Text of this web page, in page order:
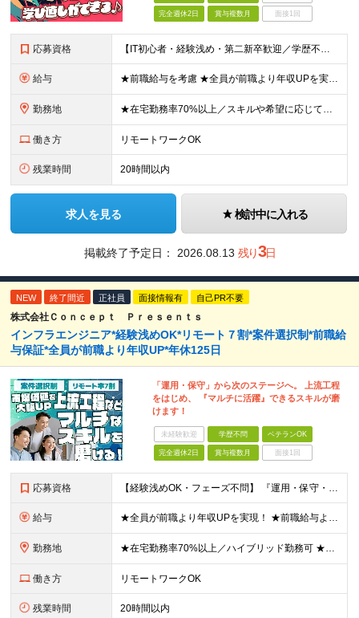
完全週休2日 賞与複数月 面接1回
応募資格 【IT初心者・経験浅め・第二新卒歓迎／学歴不問】 「IT業界に興味がある」「手に職をつけたい」という意欲を重視したポテンシャル採用です！ ★こんな方を歓迎します ・新しいことを学ぶのが好きな方 ・チ
給与 ★前職給与を考慮 ★全員が前職より年収UPを実現！ ★入社後3年程度で年収50万～100万円UP可 年俸288万円～800万円（1/12を毎月支給）＋インセンティブ＋各種手当 ※経験・スキルを考慮
勤務地 ★在宅勤務率70%以上／スキルや希望に応じてフルリモートも可 ★転勤なし 本社または一都三県のプロジェクト先（東陽町、浜松町などメインは東京23区内）にて勤務いただきます！ 【本社】 東京都荒川区
働き方 リモートワークOK
残業時間 20時間以内
求人を見る 検討中に入れる
掲載終了予定日： 2026.08.13 残り3日
NEW 終了間近 正社員 面接情報有 自己PR不要
株式会社Ｃｏｎｃｅｐｔ Ｐｒｅｓｅｎｔｓ
インフラエンジニア*経験浅めOK*リモート７割*案件選択制*前職給
与保証*全員が前職より年収UP*年休125日
「運用・保守」から次のステージへ。 上流工程
をはじめ、 『マルチに活躍』できるスキルが磨
けます！
未経験歓迎 学歴不問 ベテランOK
完全週休2日 賞与複数月 面接1回
応募資格 【経験浅めOK・フェーズ不問】 『運用・保守・監視の経験しかないが、設計構築へキャリアチェンジしたい！』 『将来が見えないので、マルチなスキルを身につけたい！』 などなど、今のフェーズに悩む『意欲が
給与 ★全員が前職より年収UPを実現！ ★前職給与より120％アップ実績あり ★前職給与を最大限に考慮 ★入社4年目で年収800万円の社員も在籍！ 年俸336万円～880万円（1/12を毎月支給）＋インセ
勤務地 ★在宅勤務率70%以上／ハイブリッド勤務可 ★転勤なし 本社または一都三県のプロジェクト先（東陽町、浜松町などメインは東京23区内）にて勤務いただきます！ 【本社】 東京都荒川区西日暮里5-10-
働き方 リモートワークOK
残業時間 20時間以内